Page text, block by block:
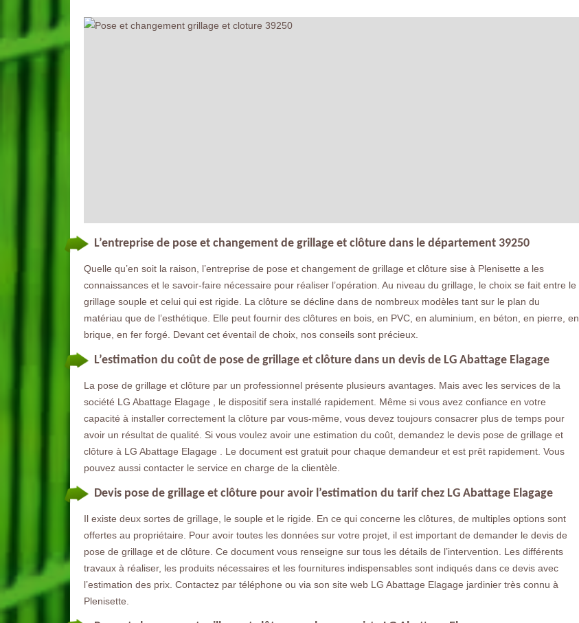
L’entreprise de pose et changement de grillage et clôture dans le département 39250
Quelle qu’en soit la raison, l’entreprise de pose et changement de grillage et clôture sise à Plenisette a les
connaissances et le savoir-faire nécessaire pour réaliser l’opération. Au niveau du grillage, le choix se fait entre le
grillage souple et celui qui est rigide. La clôture se décline dans de nombreux modèles tant sur le plan du
matériau que de l’esthétique. Elle peut fournir des clôtures en bois, en PVC, en aluminium, en béton, en pierre, en
brique, en fer forgé. Devant cet éventail de choix, nos conseils sont précieux.
L’estimation du coût de pose de grillage et clôture dans un devis de LG Abattage Elagage
La pose de grillage et clôture par un professionnel présente plusieurs avantages. Mais avec les services de la
société LG Abattage Elagage , le dispositif sera installé rapidement. Même si vous avez confiance en votre
capacité à installer correctement la clôture par vous-même, vous devez toujours consacrer plus de temps pour
avoir un résultat de qualité. Si vous voulez avoir une estimation du coût, demandez le devis pose de grillage et
clôture à LG Abattage Elagage . Le document est gratuit pour chaque demandeur et est prêt rapidement. Vous
pouvez aussi contacter le service en charge de la clientèle.
Devis pose de grillage et clôture pour avoir l’estimation du tarif chez LG Abattage Elagage
Il existe deux sortes de grillage, le souple et le rigide. En ce qui concerne les clôtures, de multiples options sont
offertes au propriétaire. Pour avoir toutes les données sur votre projet, il est important de demander le devis de
pose de grillage et de clôture. Ce document vous renseigne sur tous les détails de l’intervention. Les différents
travaux à réaliser, les produits nécessaires et les fournitures indispensables sont indiqués dans ce devis avec
l’estimation des prix. Contactez par téléphone ou via son site web LG Abattage Elagage jardinier très connu à
Plenisette.